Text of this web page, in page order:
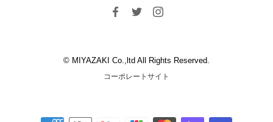
© MIYAZAKI Co.,ltd All Rights Reserved.
コーポレートサイト